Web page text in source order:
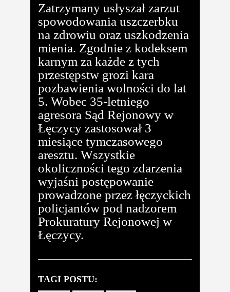
Zatrzymany usłyszał zarzut
spowodowania uszczerbku
na zdrowiu oraz uszkodzenia
mienia. Zgodnie z kodeksem
karnym za każde z tych
przestępstw grozi kara
pozbawienia wolności do lat
5. Wobec 35-letniego
agresora Sąd Rejonowy w
Łęczycy zastosował 3
miesiące tymczasowego
aresztu. Wszystkie
okoliczności tego zdarzenia
wyjaśni postępowanie
prowadzone przez łęczyckich
policjantów pod nadzorem
Prokuratury Rejonowej w
Łęczycy.
TAGI POSTU: